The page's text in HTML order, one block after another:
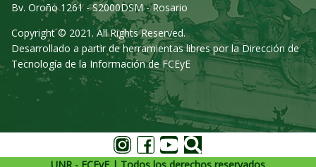
Bv. Oroño 1261 - S2000DSM - Rosario
Copyright © 2021. All Rights Reserved.
Desarrollado a partir de herramientas libres por la Dirección de
Tecnología de la Información de FCEyE